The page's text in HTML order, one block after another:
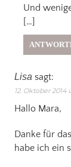
Und
[…]
Lisa sagt:
12. Oktober 2014
Hallo Mara,
Danke für
habe ich ein